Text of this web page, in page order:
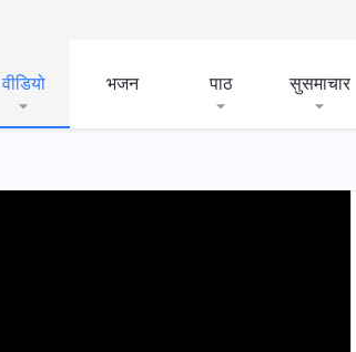
वीडियो भजन पाठ सुसमाचार